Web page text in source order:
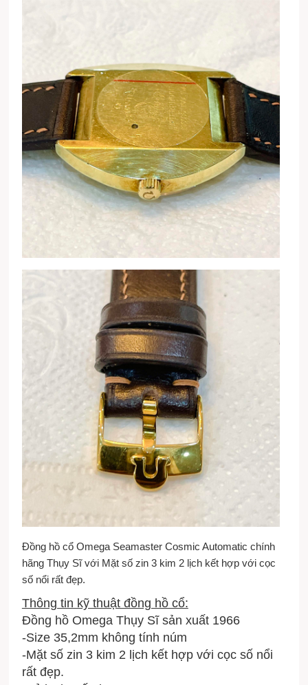
Đồng hồ cổ Omega Seamaster Cosmic Automatic chính
hãng Thụy Sĩ với Mặt số zin 3 kim 2 lịch kết hợp với cọc
số nổi rất đẹp.
Thông tin kỹ thuật đồng hồ cổ:
Đồng hồ Omega Thụy Sĩ sản xuất 1966
-Size 35,2mm không tính núm
-Mặt số zin 3 kim 2 lịch kết hợp với cọc số nổi
rất đẹp.